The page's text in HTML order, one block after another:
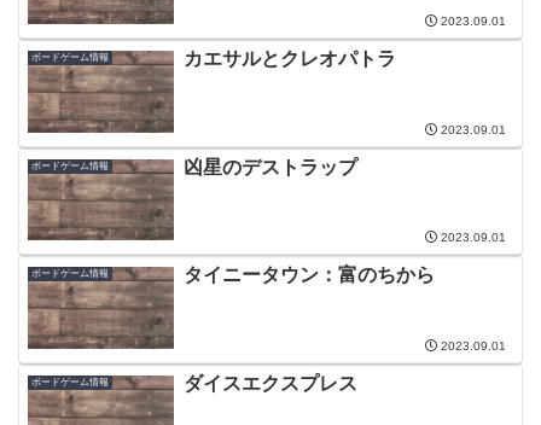
2023.09.01
ボードゲーム情報 カエサルとクレオパトラ
2023.09.01
ボードゲーム情報 凶星のデストラップ
2023.09.01
ボードゲーム情報 タイニータウン：富のちから
2023.09.01
ボードゲーム情報 ダイスエクスプレス